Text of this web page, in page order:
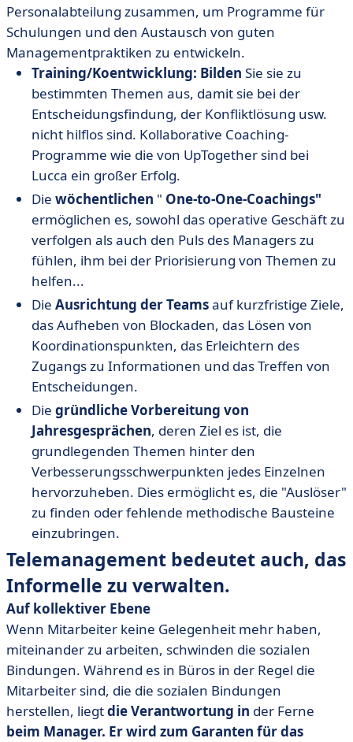
Personalabteilung zusammen, um Programme für
Schulungen und den Austausch von guten
Managementpraktiken zu entwickeln.
Training/Koentwicklung: Bilden Sie sie zu
bestimmten Themen aus, damit sie bei der
Entscheidungsfindung, der Konfliktlösung usw.
nicht hilflos sind. Kollaborative Coaching-
Programme wie die von UpTogether sind bei
Lucca ein großer Erfolg.
Die wöchentlichen " One-to-One-Coachings"
ermöglichen es, sowohl das operative Geschäft zu
verfolgen als auch den Puls des Managers zu
fühlen, ihm bei der Priorisierung von Themen zu
helfen...
Die Ausrichtung der Teamsauf kurzfristige Ziele,
das Aufheben von Blockaden, das Lösen von
Koordinationspunkten, das Erleichtern des
Zugangs zu Informationen und das Treffen von
Entscheidungen.
Die gründliche Vorbereitung von
Jahresgesprächen, deren Ziel es ist, die
grundlegenden Themen hinter den
Verbesserungsschwerpunkten jedes Einzelnen
hervorzuheben. Dies ermöglicht es, die "Auslöser"
zu finden oder fehlende methodische Bausteine
einzubringen.
Telemanagement bedeutet auch, das
Informelle zu verwalten.
Auf kollektiver Ebene
Wenn Mitarbeiter keine Gelegenheit mehr haben,
miteinander zu arbeiten, schwinden die sozialen
Bindungen. Während es in Büros in der Regel die
Mitarbeiter sind, die die sozialen Bindungen
herstellen, liegtdie Verantwortung in der Ferne
beim Manager. Er wird zum Garanten für das